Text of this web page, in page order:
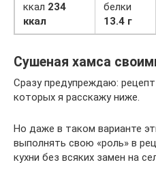
ккал 234
ккал
белки
13.4 г
Сушеная хамса
Сразу предупреждаю:
которых я расскажу ниже.
Но даже в таком варианте
выполнять свою «роль» в
кухни без всяких замен на